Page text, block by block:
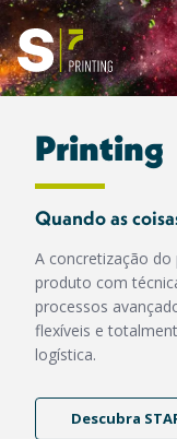
Printing
Quando as
A concretização
produto com
processos
flexíveis e
logística.
Descubra